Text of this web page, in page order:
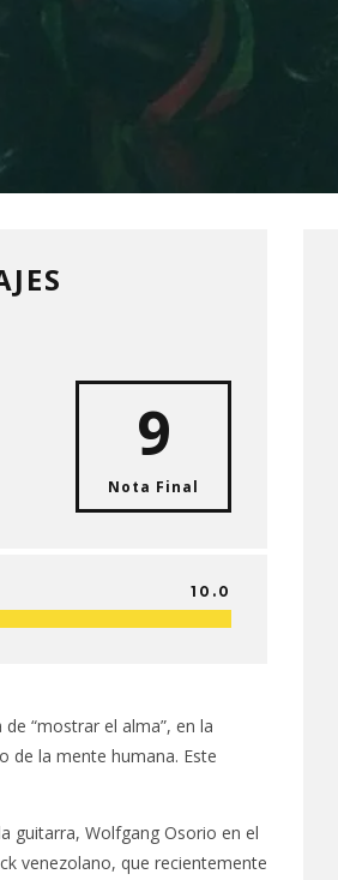
9
Nota Final
10.0
“mostrar el alma”, en la
de la mente humana. Este
guitarra, Wolfgang Osorio en el
venezolano, que recientemente